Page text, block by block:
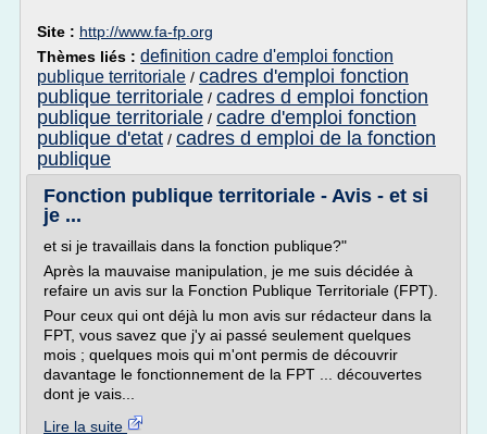
Site : http://www.fa-fp.org
Thèmes liés : definition cadre d'emploi fonction
publique territoriale / cadres d'emploi fonction
publique territoriale / cadres d emploi fonction
publique territoriale / cadre d'emploi fonction
publique d'etat / cadres d emploi de la fonction
publique
Fonction publique territoriale - Avis - et si
je ...
et si je travaillais dans la fonction publique?"
Après la mauvaise manipulation, je me suis décidée à
refaire un avis sur la Fonction Publique Territoriale (FPT).
Pour ceux qui ont déjà lu mon avis sur rédacteur dans la
FPT, vous savez que j'y ai passé seulement quelques
mois ; quelques mois qui m'ont permis de découvrir
davantage le fonctionnement de la FPT ... découvertes
dont je vais...
Lire la suite